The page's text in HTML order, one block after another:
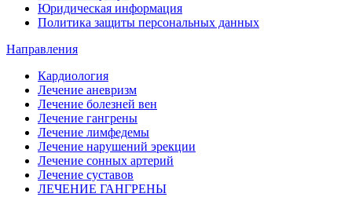
Юридическая информация
Политика защиты персональных данных
Направления
Кардиология
Лечение аневризм
Лечение болезней вен
Лечение гангрены
Лечение лимфедемы
Лечение нарушений эрекции
Лечение сонных артерий
Лечение суставов
ЛЕЧЕНИЕ ГАНГРЕНЫ